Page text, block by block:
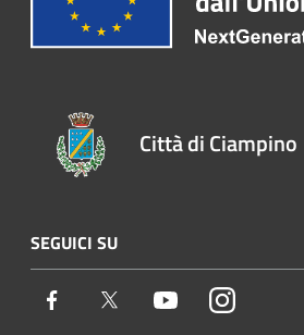
Città di Ciampino
SEGUICI SU
Facebook Twitter YoutubeInstagram